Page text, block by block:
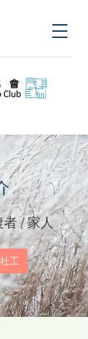
者 / 家人
工